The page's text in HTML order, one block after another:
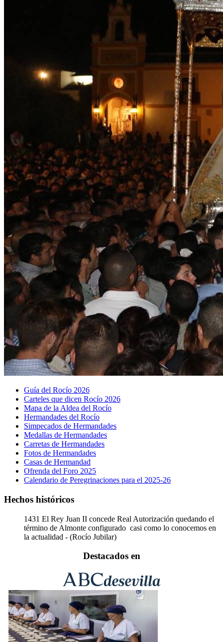
Guía del Rocío 2026
Carteles que dicen Rocío 2026
Mapa de la Aldea del Rocío
Hermandades del Rocío
Simpecados de Hermandades
Medallas de Hermandades
Carretas de Hermandades
Fotos de Hermandades
Casas de Hermandad
Ofrenda del Foro 2025
Calendario de Peregrinaciones para el 2025-26
Hechos históricos
1431 El Rey Juan II concede Real Autorización quedando el
término de Almonte configurado casi como lo conocemos en
la actualidad - (Rocío Jubilar)
Destacados en